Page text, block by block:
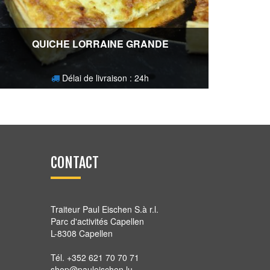
QUICHE LORRAINE GRANDE
Délai de livraison : 24h
CONTACT
Traiteur Paul Eischen S.à r.l.
Parc d'activités Capellen
L-8308 Capellen
Tél. +352 621 70 70 71